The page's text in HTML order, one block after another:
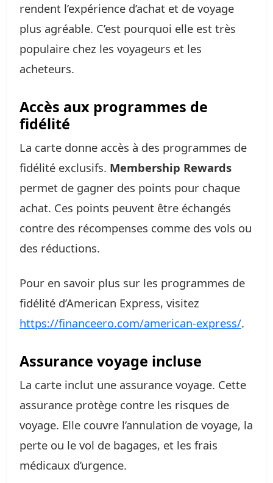
rendent l’expérience d’achat et de voyage
plus agréable. C’est pourquoi elle est très
populaire chez les voyageurs et les
acheteurs.
Accès aux programmes de
fidélité
La carte donne accès à des programmes de
fidélité exclusifs. Membership Rewards
permet de gagner des points pour chaque
achat. Ces points peuvent être échangés
contre des récompenses comme des vols ou
des réductions.
Pour en savoir plus sur les programmes de
fidélité d’American Express, visitez
https://financeero.com/american-express/.
Assurance voyage incluse
La carte inclut une assurance voyage. Cette
assurance protège contre les risques de
voyage. Elle couvre l’annulation de voyage, la
perte ou le vol de bagages, et les frais
médicaux d’urgence.